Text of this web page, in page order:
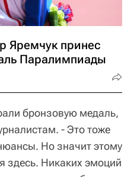
Яремчук принес
Паралимпиады
бронзовую медаль,
- Это тоже
Но значит этому
здесь. Никаких эмоций